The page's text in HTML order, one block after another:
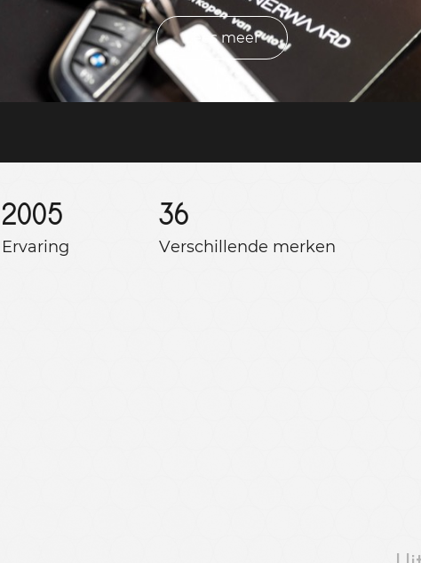
Lees meer
2005
Ervaring
36
Verschillende merken